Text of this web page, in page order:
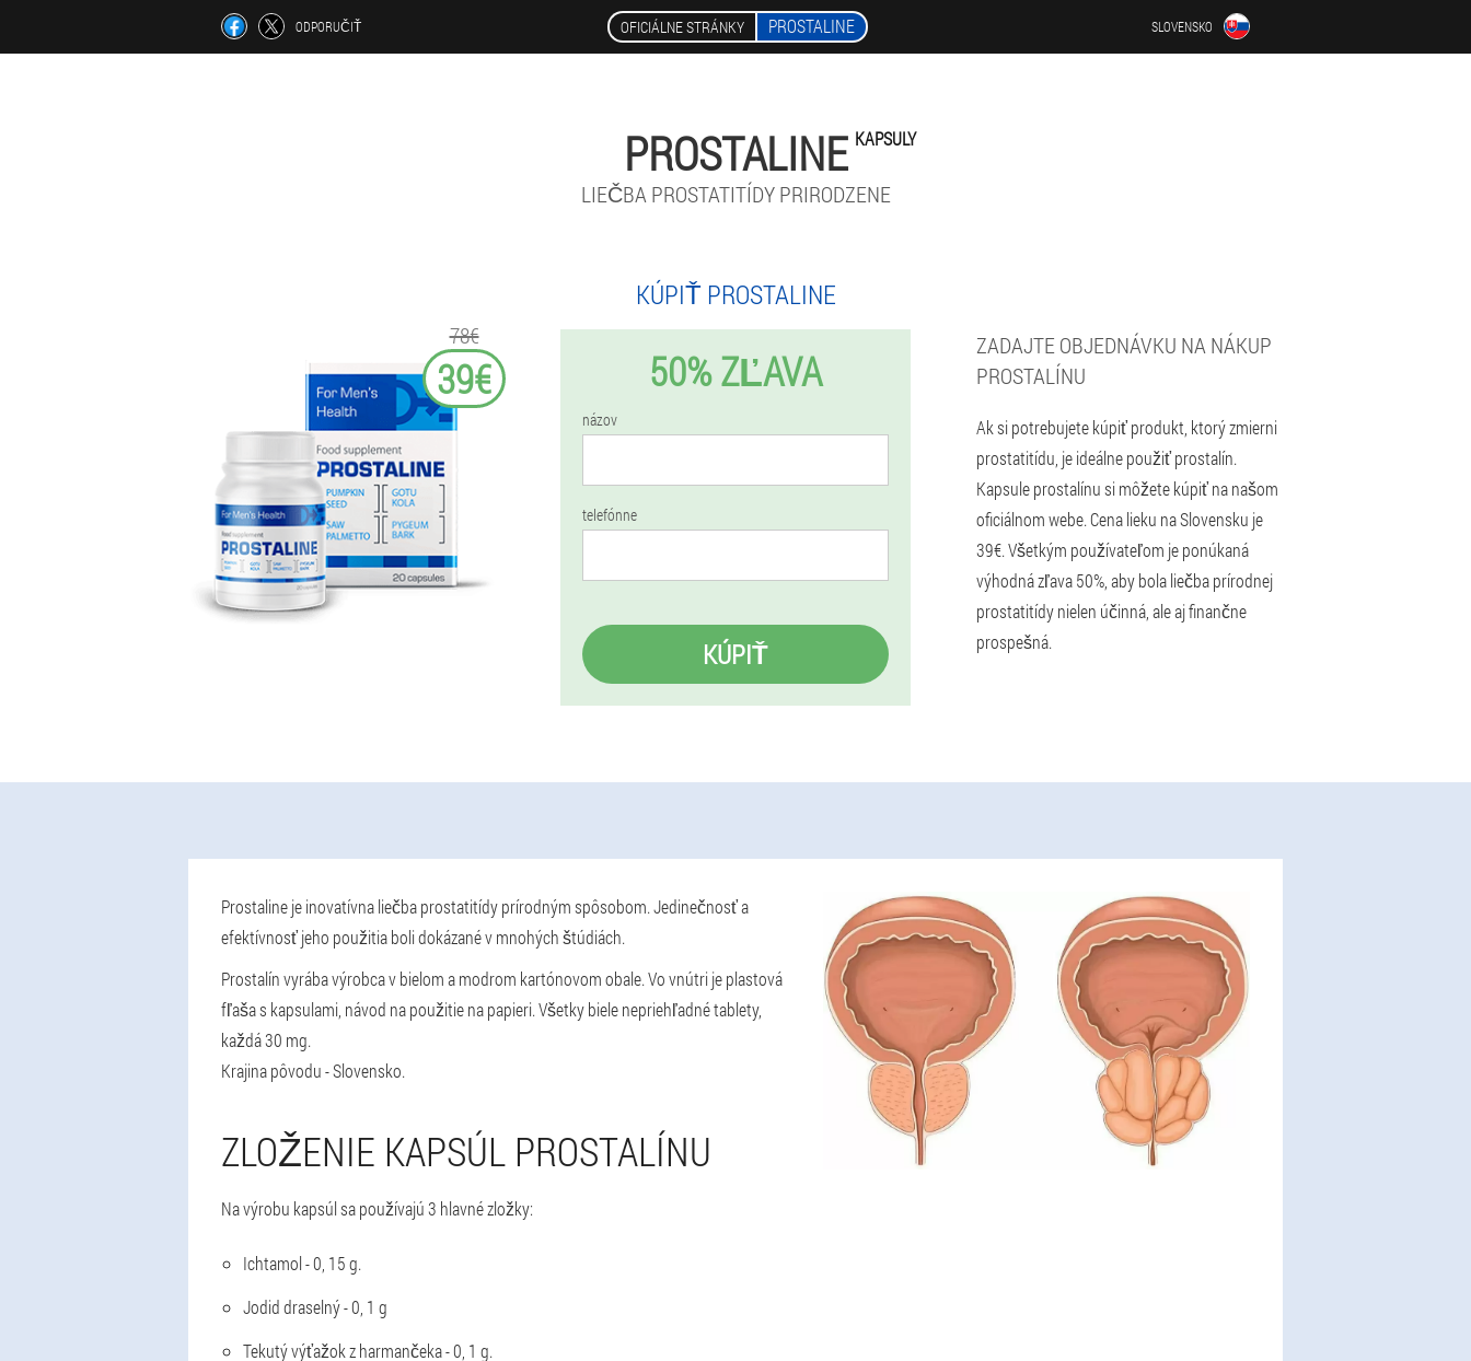
ODPORUČIŤ OFICIÁLNE STRÁNKY PROSTALINE SLOVENSKO
PROSTALINE KAPSULY
LIEČBA PROSTATITÍDY PRIRODZENE
78€
39€
KÚPIŤ PROSTALINE
50% ZĽAVA
názov
telefónne
KÚPIŤ
ZADAJTE OBJEDNÁVKU NA NÁKUP
PROSTALÍNU
Ak si potrebujete kúpiť produkt, ktorý zmierni
prostatitídu, je ideálne použiť prostalín.
Kapsule prostalínu si môžete kúpiť na našom
oficiálnom webe. Cena lieku na Slovensku je
39€. Všetkým používateľom je ponúkaná
výhodná zľava 50%, aby bola liečba prírodnej
prostatitídy nielen účinná, ale aj finančne
prospešná.
Prostaline je inovatívna liečba prostatitídy prírodným spôsobom. Jedinečnosť a
efektívnosť jeho použitia boli dokázané v mnohých štúdiách.
Prostalín vyrába výrobca v bielom a modrom kartónovom obale. Vo vnútri je plastová
fľaša s kapsulami, návod na použitie na papieri. Všetky biele nepriehľadné tablety,
každá 30 mg.
Krajina pôvodu - Slovensko.
ZLOŽENIE KAPSÚL PROSTALÍNU
Na výrobu kapsúl sa používajú 3 hlavné zložky:
Ichtamol - 0, 15 g.
Jodid draselný - 0, 1 g
Tekutý výťažok z harmančeka - 0, 1 g.